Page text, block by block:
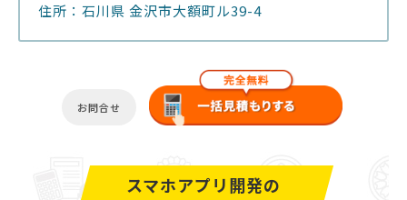
住所：石川県 金沢市大額町ル39-4
お問合せ
スマホアプリ開発の